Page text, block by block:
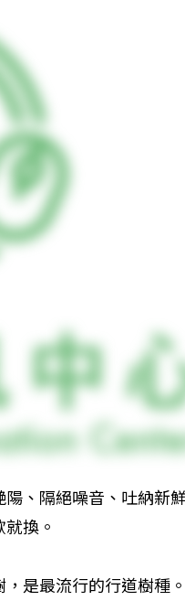
、隔絕噪音、吐納新
換。
是最流行的行道樹種